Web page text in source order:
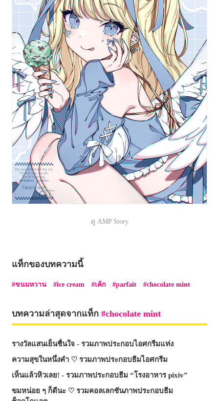
ดู AMP Story
แท็กของบทความนี้
ขนมหวาน ice cream เค้ก parfait chocolate mint
บทความล่าสุดจากแท็ก chocolate mint
รางวัลแสนเย็นชื่นใจ - รวมภาพประกอบไอศกรีมแท่ง
ความสุขในหนึ่งคำ ♡ รวมภาพประกอบธีมไอศกรีม
เห็นแล้วหิวเลย! - รวมภาพประกอบธีม “โรงอาหาร pixiv”
ขมหน่อย ๆ ก็ดีนะ ♡ รวมคอลเลกชันภาพประกอบธีม